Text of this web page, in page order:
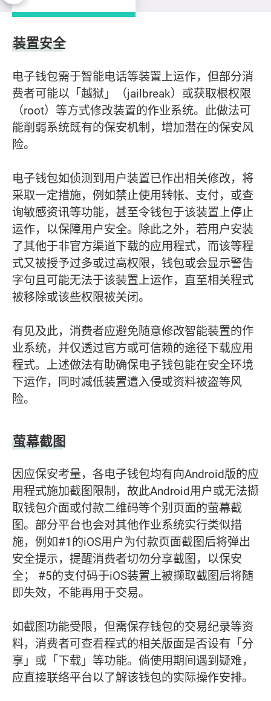
其他功能
装置安全
电子钱包需于智能电话等装置上运作，但部分消
费者可能以「越狱」（jailbreak）或获取根权限
（root）等方式修改装置的作业系统。此做法可
能削弱系统既有的保安机制，增加潜在的保安风
险。
电子钱包如侦测到用户装置已作出相关修改，将
采取一定措施，例如禁止使用转帐、支付，或查
询敏感资讯等功能，甚至令钱包于该装置上停止
运作，以保障用户安全。除此之外，若用户安装
了其他于非官方渠道下载的应用程式，而该等程
式又被授予过多或过高权限，钱包或会显示警告
字句且可能无法于该装置上运作，直至相关程式
被移除或该些权限被关闭。
有见及此，消费者应避免随意修改智能装置的作
业系统，并仅透过官方或可信赖的途径下载应用
程式。上述做法有助确保电子钱包能在安全环境
下运作，同时减低装置遭入侵或资料被盗等风
险。
萤幕截图
因应保安考量，各电子钱包均有向Android版的应
用程式施加截图限制，故此Android用户或无法撷
取钱包介面或付款二维码等个别页面的萤幕截
图。部分平台也会对其他作业系统实行类似措
施，例如#1的iOS用户为付款页面截图后将弹出
安全提示，提醒消费者切勿分享截图，以保安
全； #5的支付码于iOS装置上被撷取截图后将随
即失效，不能再用于交易。
如截图功能受限，但需保存钱包的交易纪录等资
料，消费者可查看程式的相关版面是否设有「分
享」或「下载」等功能。倘使用期间遇到疑难，
应直接联络平台以了解该钱包的实际操作安排。